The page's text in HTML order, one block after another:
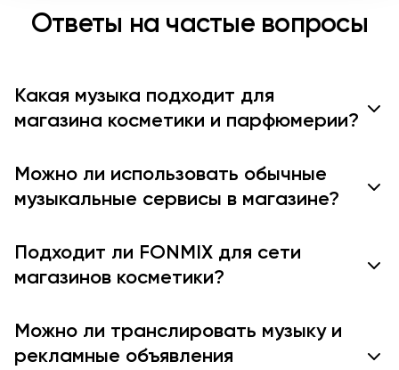
Ответы на частые вопросы
Какая музыка подходит для
магазина косметики и парфюмерии?
Можно ли использовать обычные
музыкальные сервисы в магазине?
Подходит ли FONMIX для сети
магазинов косметики?
Можно ли транслировать музыку и
рекламные объявления